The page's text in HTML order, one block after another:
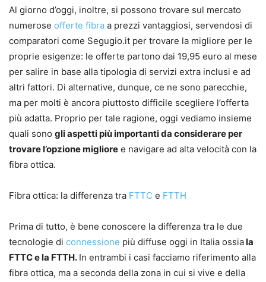
Al giorno d’oggi, inoltre, si possono trovare sul mercato
numerose offerte fibra a prezzi vantaggiosi, servendosi di
comparatori come Segugio.it per trovare la migliore per le
proprie esigenze: le offerte partono dai 19,95 euro al mese
per salire in base alla tipologia di servizi extra inclusi e ad
altri fattori. Di alternative, dunque, ce ne sono parecchie,
ma per molti è ancora piuttosto difficile scegliere l’offerta
più adatta. Proprio per tale ragione, oggi vediamo insieme
quali sono gli aspetti più importanti da considerare per
trovare l’opzione migliore e navigare ad alta velocità con la
fibra ottica.
Fibra ottica: la differenza tra FTTC e FTTH
Prima di tutto, è bene conoscere la differenza tra le due
tecnologie di connessione più diffuse oggi in Italia ossiala
FTTC e la FTTH. In entrambi i casi facciamo riferimento alla
fibra ottica, ma a seconda della zona in cui si vive e della